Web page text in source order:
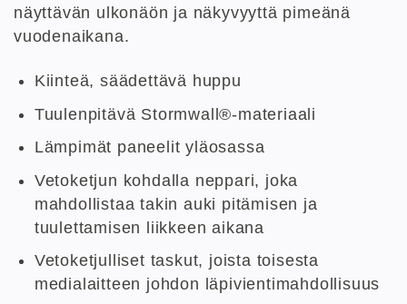
näyttävän ulkonäön ja näkyvyyttä pimeänä
vuodenaikana.
Kiinteä, säädettävä huppu
Tuulenpitävä Stormwall®-materiaali
Lämpimät paneelit yläosassa
Vetoketjun kohdalla neppari, joka
mahdollistaa takin auki pitämisen ja
tuulettamisen liikkeen aikana
Vetoketjulliset taskut, joista toisesta
medialaitteen johdon läpivientimahdollisuus